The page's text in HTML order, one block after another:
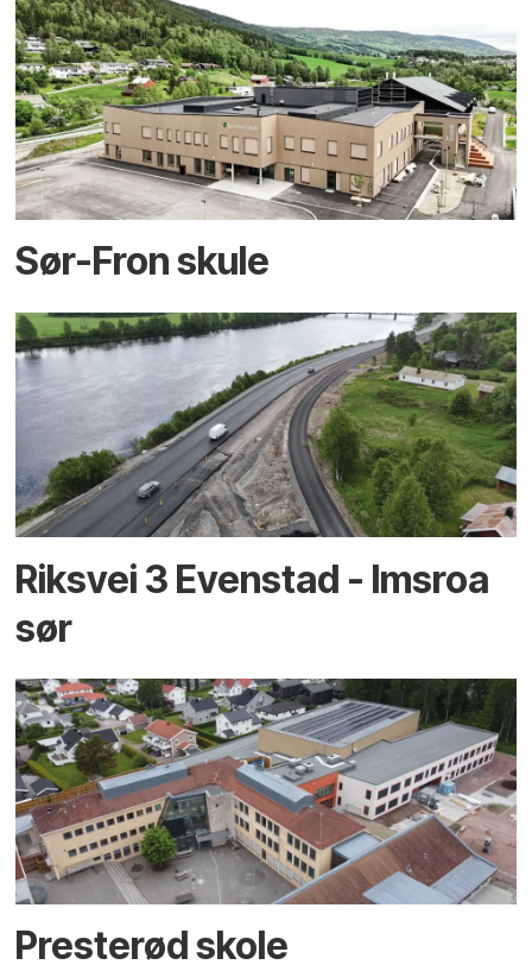
Sør-Fron skule
Riksvei 3 Evenstad - Imsroa
sør
Presterød skole